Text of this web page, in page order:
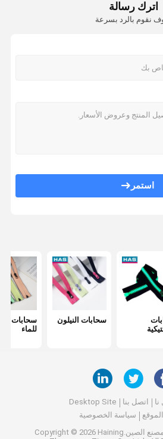
اترك رسالة
نقوم بالرد بسرعة
استمر
سحابات النيلون
سحابات
للماء
اتصل بنا
Desktop Site
سياسة الخصوصية
مصنع الصين.Copyright © 2026 Haining